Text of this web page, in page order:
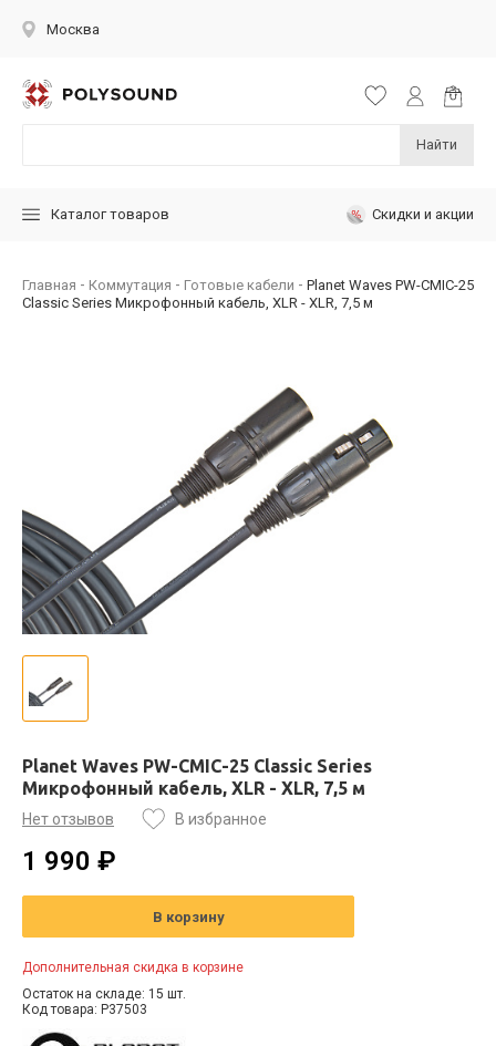
Москва
Найти
Каталог товаров Скидки и акции
Главная Коммутация Готовые кабели
Planet Waves PW-CMIC-25
Classic Series Микрофонный кабель, XLR - XLR, 7,5 м
Planet Waves PW-CMIC-25 Classic Series
Микрофонный кабель, XLR - XLR, 7,5 м
Нет отзывов В избранное
1 990 ₽
В корзину
Дополнительная скидка в корзине
Остаток на складе: 15 шт.
Код товара: P37503